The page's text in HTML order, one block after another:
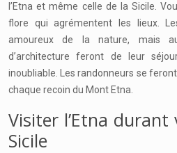
l’Etna et même celle de la Sicile.
flore qui agrémentent les lieux.
amoureux de la nature, mais
d’architecture feront de leur
inoubliable. Les randonneurs se
chaque recoin du Mont Etna.
Visiter l’Etna durant
Sicile